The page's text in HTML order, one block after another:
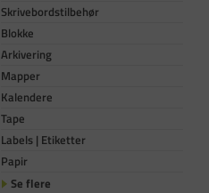
Skrivebordstilbehør
Blokke
Arkivering
Mapper
Kalendere
Tape
Labels | Etiketter
Papir
Se flere